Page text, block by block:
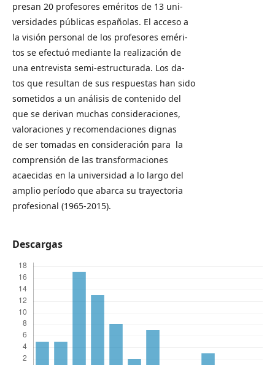
presan 20 profesores eméritos de 13 uni-
versidades públicas españolas. El acceso a
la visión personal de los profesores eméri-
tos se efectuó mediante la realización de
una entrevista semi-estructurada. Los da-
tos que resultan de sus respuestas han sido
sometidos a un análisis de contenido del
que se derivan muchas consideraciones,
valoraciones y recomendaciones dignas
de ser tomadas en consideración para la
comprensión de las transformaciones
acaecidas en la universidad a lo largo del
amplio período que abarca su trayectoria
profesional (1965-2015).
Descargas